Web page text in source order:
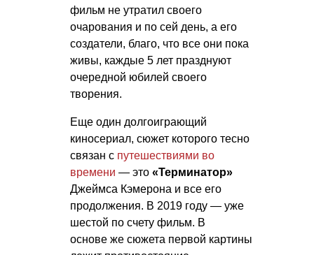
фильм не утратил своего
очарования и по сей день, а его
создатели, благо, что все они пока
живы, каждые 5 лет празднуют
очередной юбилей своего
творения.
Еще один долгоиграющий
киносериал, сюжет которого тесно
связан с путешествиями во
времени — это «Терминатор»
Джеймса Кэмерона и все его
продолжения. В 2019 году — уже
шестой по счету фильм. В
основе же сюжета первой картины